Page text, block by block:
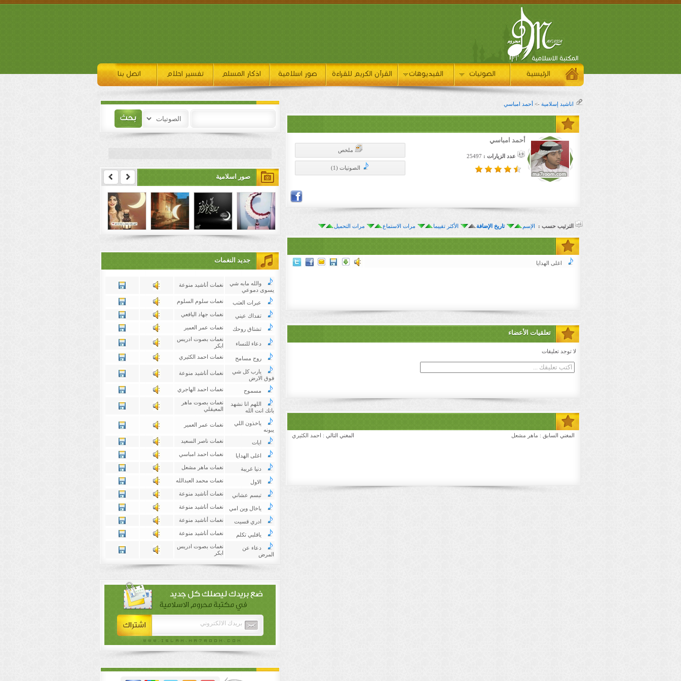
الرئيسية الصوتيات الفيديوهات القرآن الكريم للقراءة صور اسلامية اذكار المسلم تفسير احلام اتصل بنا
صور اسلامية
جديد النغمات
والله مابه شي
يسوى دموعي
نغمات أناشيد منوعة
عبرات العتب نغمات سلوم السلوم
تفداك عيني نغمات جهاد اليافعي
تشتاق روحك نغمات عمر العمير
دعاء للنساء
نغمات بصوت ادريس
ابكر
روح مسامح نغمات احمد الكثيري
يارب كل شي
فوق الارض
نغمات أناشيد منوعة
مسموح نغمات احمد الهاجري
اللهم انا نشهد
بانك انت الله
نغمات بصوت ماهر
المعيقلي
ياخذون اللي
يبونه
نغمات عمر العمير
ايات نغمات ناصر السعيد
اغلى الهدايا نغمات احمد امباسي
دنيا غريبة نغمات ماهر مشعل
الاول نغمات محمد العبدالله
تبسم عشاني نغمات أناشيد منوعة
ياخال وين امي نغمات أناشيد منوعة
ادري قسيت نغمات أناشيد منوعة
ياقلبي تكلم نغمات أناشيد منوعة
دعاء عن
المرض
نغمات بصوت ادريس
ابكر
اناشيد إسلامية -> أحمد امباسي
أحمد امباسي
عدد الزيارات : 25497
ملخص
الصوتيات (1)
الترتيب حسب : الإسم تاريخ الإضافة الأكثر تقييما مرات الاستماع مرات التحميل
اغلى الهدايا
تعلقيات الأعضاء
لا توجد تعليقات
المغني السابق : ماهر مشعل المغني التالي : احمد الكثيري